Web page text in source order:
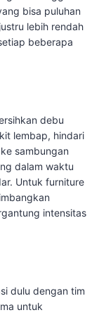
bisa puluhan
lebih rendah
beberapa
debu
lembap, hindari
sambungan
dalam waktu
Untuk furniture
intensitas
dulu dengan tim
untuk